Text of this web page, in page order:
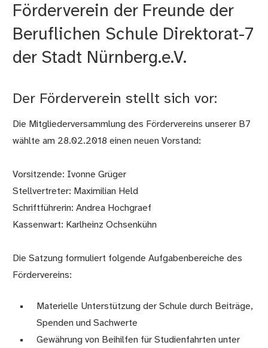
Förderverein der Freunde der
Beruflichen Schule Direktorat-7
der Stadt Nürnberg.e.V.
Der Förderverein stellt sich vor:
Die Mitgliederversammlung des Fördervereins unserer B7
wählte am 28.02.2018 einen neuen Vorstand:
Vorsitzende: Ivonne Grüger
Stellvertreter: Maximilian Held
Schriftführerin: Andrea Hochgraef
Kassenwart: Karlheinz Ochsenkühn
Die Satzung formuliert folgende Aufgabenbereiche des
Fördervereins:
Materielle Unterstützung der Schule durch Beiträge,
Spenden und Sachwerte
Gewährung von Beihilfen für Studienfahrten unter